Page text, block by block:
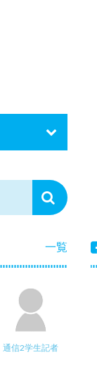
一覧
通信2学生記者